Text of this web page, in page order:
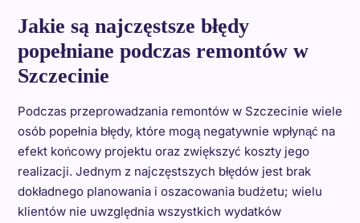
Jakie są najczęstsze błędy
popełniane podczas remontów w
Szczecinie
Podczas przeprowadzania remontów w Szczecinie wiele
osób popełnia błędy, które mogą negatywnie wpłynąć na
efekt końcowy projektu oraz zwiększyć koszty jego
realizacji. Jednym z najczęstszych błędów jest brak
dokładnego planowania i oszacowania budżetu; wielu
klientów nie uwzględnia wszystkich wydatków